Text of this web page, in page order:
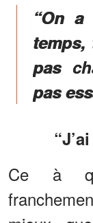
“On a
temps,
pas
pas
Ce à